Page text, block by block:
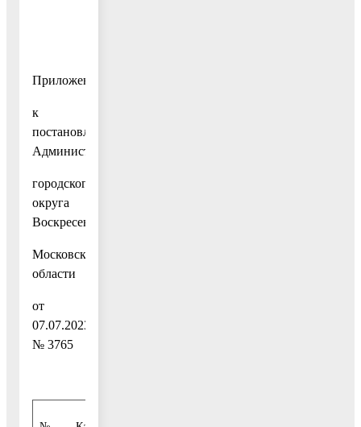
Приложение
к
постановлению
Администрации
городского
округа
Воскресенск
Московской
области
от
07.07.2023
№ 3765